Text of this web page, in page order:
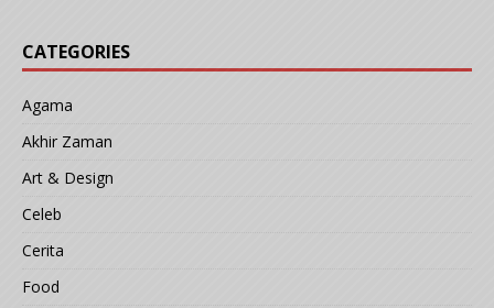
CATEGORIES
Agama
Akhir Zaman
Art & Design
Celeb
Cerita
Food